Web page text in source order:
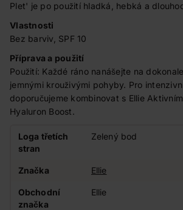
Plet' je po použití hladká, hebká a
Vlastnosti
Bez barviv, SPF 10
Příprava a použití
Použití: Každé ráno nanášejte na
jemnými krouživými pohyby. Pro
doporučujeme kombinovat s Ellie
Hyaluron Boost.
Loga třetích
stran
Zelený bod
Značka Ellie
Obchodní
značka
Ellie